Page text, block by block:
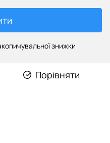
знижки
Порівняти